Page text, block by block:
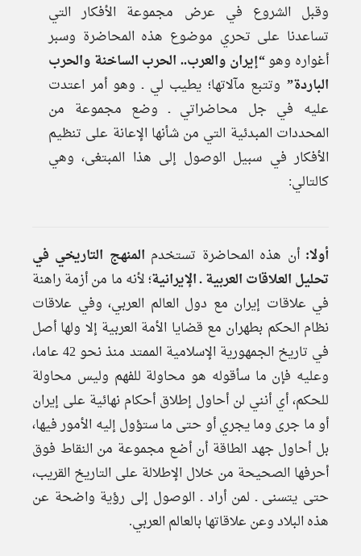
وقبل الشروع في عرض مجموعة الأفكار التي
تساعدنا على تحري موضوع هذه المحاضرة وسبر
أغواره وهو“إيران والعرب.. الحرب الساخنة والحرب
الباردة” وتتبع مآلاتها؛ يطيب لي ـ وهو أمر اعتدت
عليه في جل محاضراتي ـ وضع مجموعة من
المحددات المبدئية التي من شأنها الإعانة على تنظيم
الأفكار في سبيل الوصول إلى هذا المبتغى، وهي
كالتالي:
أولا: أن هذه المحاضرة تستخدم المنهج التاريخي في
تحليل العلاقات العربية ـ الإيرانية؛ لأنه ما من أزمة راهنة
في علاقات إيران مع دول العالم العربي، وفي علاقات
نظام الحكم بطهران مع قضايا الأمة العربية إلا ولها أصل
في تاريخ الجمهورية الإسلامية الممتد منذ نحو 42 عاما،
وعليه فإن ما سأقوله هو محاولة للفهم وليس محاولة
للحكم، أي أنني لن أحاول إطلاق أحكام نهائية على إيران
أو ما جرى وما يجري أو حتى ما ستؤول إليه الأمور فيها،
بل أحاول جهد الطاقة أن أضع مجموعة من النقاط فوق
أحرفها الصحيحة من خلال الإطلالة على التاريخ القريب،
حتى يتسنى ـ لمن أراد ـ الوصول إلى رؤية واضحة عن
هذه البلاد وعن علاقاتها بالعالم العربي.